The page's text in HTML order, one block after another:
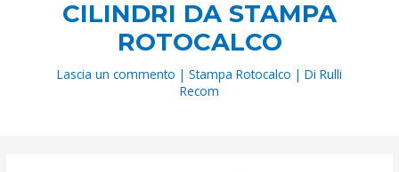
CILINDRI DA STAMPA
ROTOCALCO
Lascia un commento | Stampa Rotocalco | Di Rulli
Recom